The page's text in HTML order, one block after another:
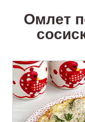
Омлет